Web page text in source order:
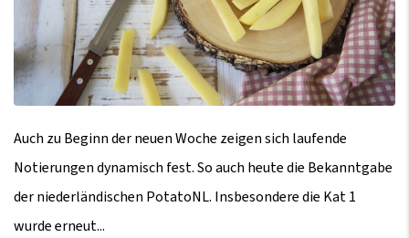
Auch zu Beginn der neuen Woche zeigen sich laufende
Notierungen dynamisch fest. So auch heute die Bekanntgabe
der niederländischen PotatoNL. Insbesondere die Kat 1
wurde erneut...